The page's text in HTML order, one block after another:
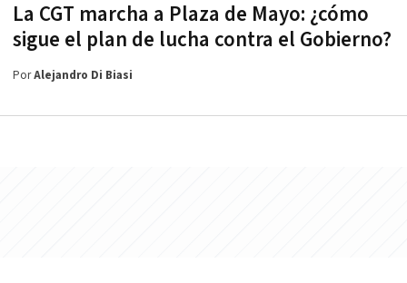
La CGT marcha a Plaza de Mayo: ¿cómo
sigue el plan de lucha contra el Gobierno?
PorAlejandro Di Biasi